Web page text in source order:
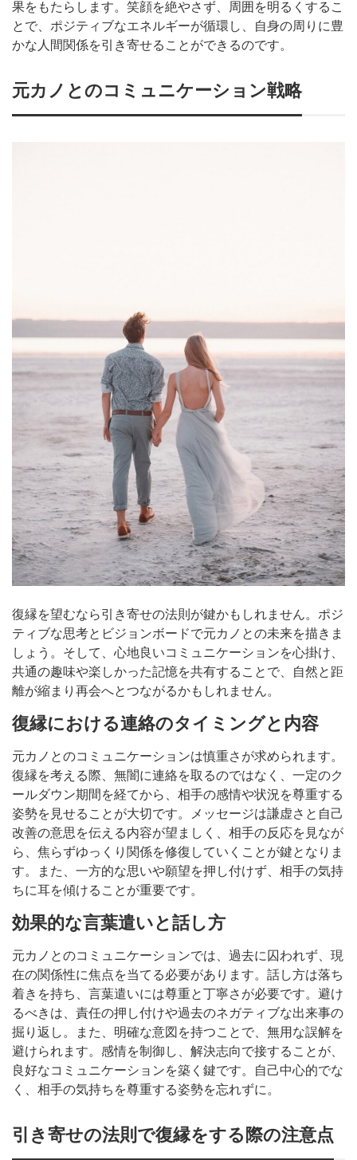
果をもたらします。笑顔を絶やさず、周囲を明るくするこ
とで、ポジティブなエネルギーが循環し、自身の周りに豊
かな人間関係を引き寄せることができるのです。
元カノとのコミュニケーション戦略
復縁を望むなら引き寄せの法則が鍵かもしれません。ポジ
ティブな思考とビジョンボードで元カノとの未来を描きま
しょう。そして、心地良いコミュニケーションを心掛け、
共通の趣味や楽しかった記憶を共有することで、自然と距
離が縮まり再会へとつながるかもしれません。
復縁における連絡のタイミングと内容
元カノとのコミュニケーションは慎重さが求められます。
復縁を考える際、無闇に連絡を取るのではなく、一定のク
ールダウン期間を経てから、相手の感情や状況を尊重する
姿勢を見せることが大切です。メッセージは謙虚さと自己
改善の意思を伝える内容が望ましく、相手の反応を見なが
ら、焦らずゆっくり関係を修復していくことが鍵となりま
す。また、一方的な思いや願望を押し付けず、相手の気持
ちに耳を傾けることが重要です。
効果的な言葉遣いと話し方
元カノとのコミュニケーションでは、過去に囚われず、現
在の関係性に焦点を当てる必要があります。話し方は落ち
着きを持ち、言葉遣いには尊重と丁寧さが必要です。避け
るべきは、責任の押し付けや過去のネガティブな出来事の
掘り返し。また、明確な意図を持つことで、無用な誤解を
避けられます。感情を制御し、解決志向で接することが、
良好なコミュニケーションを築く鍵です。自己中心的でな
く、相手の気持ちを尊重する姿勢を忘れずに。
引き寄せの法則で復縁をする際の注意点